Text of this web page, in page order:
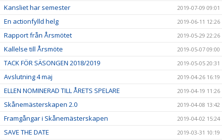
Kansliet har semester 2019-07-09 09:01
En actionfylld helg 2019-06-11 12:26
Rapport från Årsmötet 2019-05-29 22:26
Kallelse till Årsmöte 2019-05-07 09:00
TACK FÖR SÄSONGEN 2018/2019 2019-05-05 20:31
Avslutning 4 maj 2019-04-26 16:19
ELLEN NOMINERAD TILL ÅRETS SPELARE 2019-04-19 11:26
Skånemästerskapen 2.0 2019-04-08 13:42
Framgångar i Skånemästerskapen 2019-04-02 15:24
SAVE THE DATE 2019-03-31 10:19